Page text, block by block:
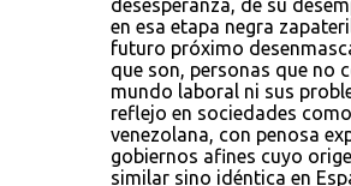
desesperanza, de su
en esa etapa negra
futuro próximo
que son, personas que no
mundo laboral ni sus
reflejo en sociedades
venezolana, con penosa
gobiernos afines cuyo
similar sino idéntica en